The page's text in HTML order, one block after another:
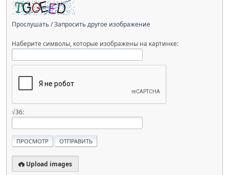
Прослушать/Запросить другое изображение
Наберите символы, которые изображены на картинке:
√36:
Upload images